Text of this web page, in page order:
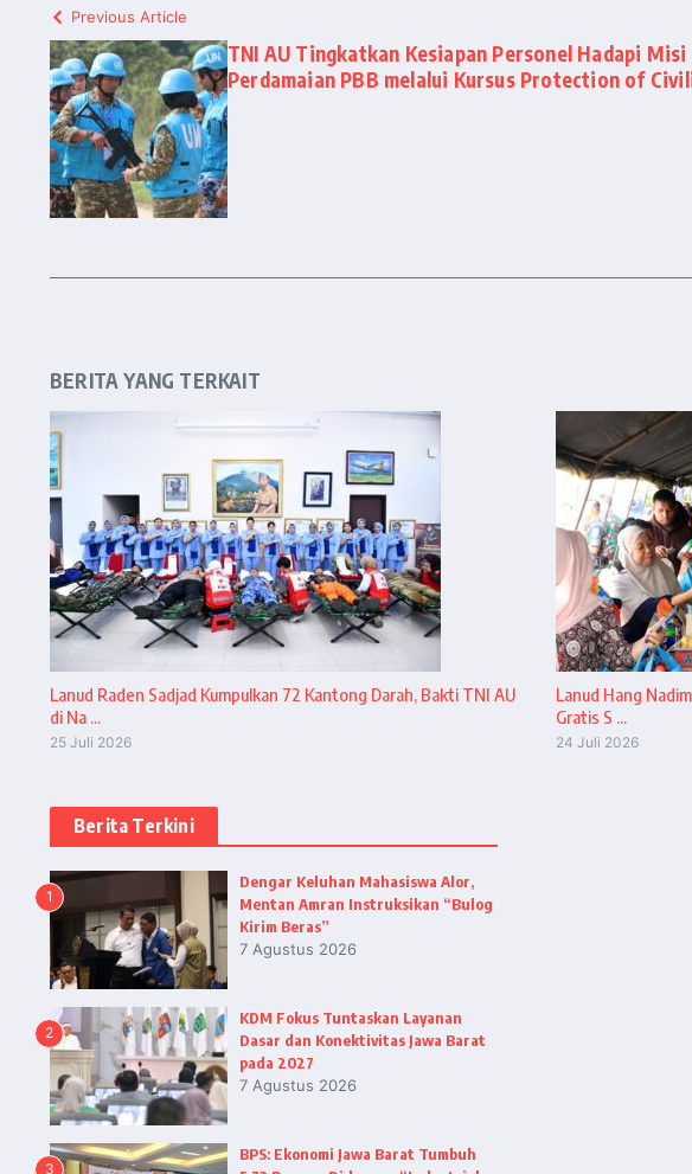
Previous Article
TNI AU Tingkatkan Kesiapan Personel Hadapi Misi
Perdamaian PBB melalui Kursus Protection of
BERITA YANG TERKAIT
Lanud Raden Sadjad Kumpulkan 72 Kantong Darah, Bakti TNI AU
di Na ...
25 Juli 2026
Lanud Hang
Gratis S ...
24 Juli 2026
Berita Terkini
1
Dengar Keluhan Mahasiswa Alor,
Mentan Amran Instruksikan “Bulog
Kirim Beras”
7 Agustus 2026
2
KDM Fokus Tuntaskan Layanan
Dasar dan Konektivitas Jawa Barat
pada 2027
7 Agustus 2026
3
BPS: Ekonomi Jawa Barat Tumbuh